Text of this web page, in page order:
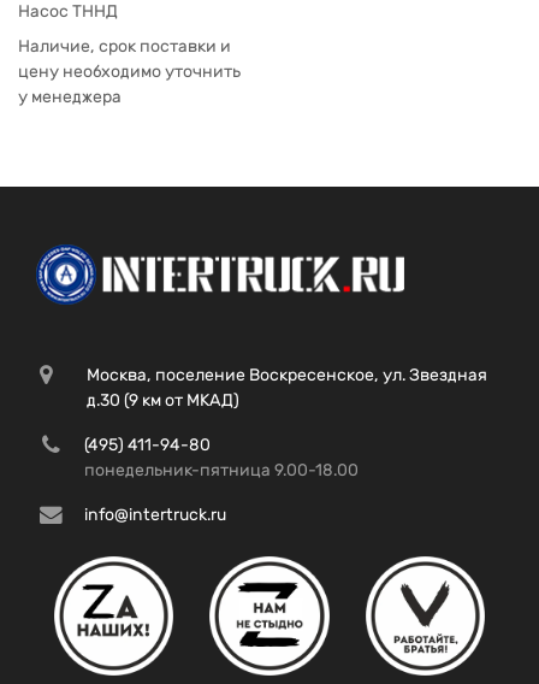
Насос ТННД
Наличие, срок поставки и
цену необходимо уточнить
у менеджера
Москва, поселение Воскресенское, ул. Звездная
д.30 (9 км от МКАД)
(495) 411-94-80
понедельник-пятница 9.00-18.00
info@intertruck.ru